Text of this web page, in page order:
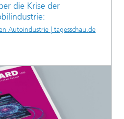
die Krise der
Autoindustrie | tagesschau.de